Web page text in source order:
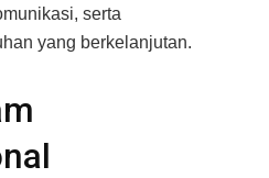
serta
yang berkelanjutan.